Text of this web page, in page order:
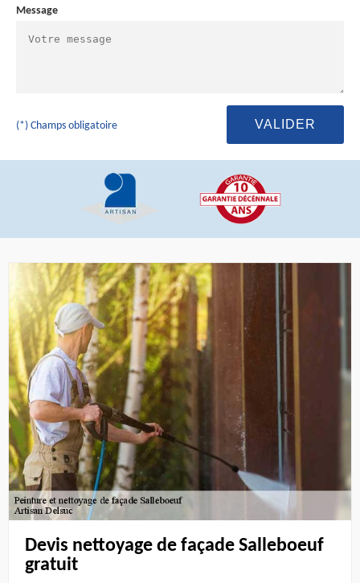
Message
(*) Champs obligatoire
Devis nettoyage de façade Salleboeuf
gratuit